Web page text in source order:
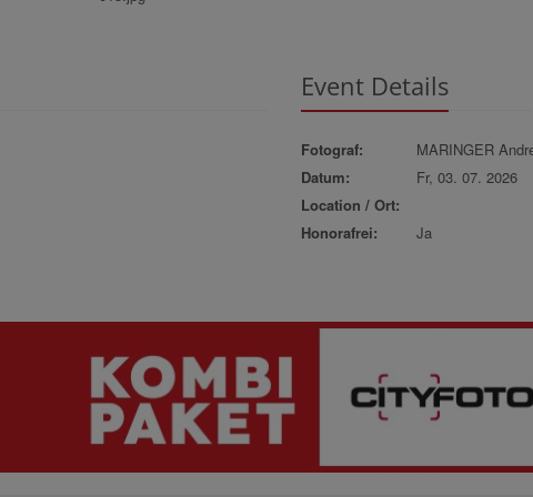
Event Details
Fotograf:
MARINGER
Datum:
Fr, 03. 07. 2026
Location / Ort:
Honorafrei:
Ja